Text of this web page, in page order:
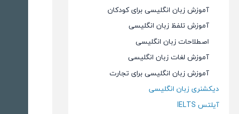
آموزش زبان انگلیسی برای کودکان
آموزش تلفظ زبان انگلیسی
اصطلاحات زبان انگلیسی
آموزش لغات زبان انگلیسی
آموزش زبان انگلیسی برای تجارت
دیکشنری زبان انگلیسی
آیلتس IELTS